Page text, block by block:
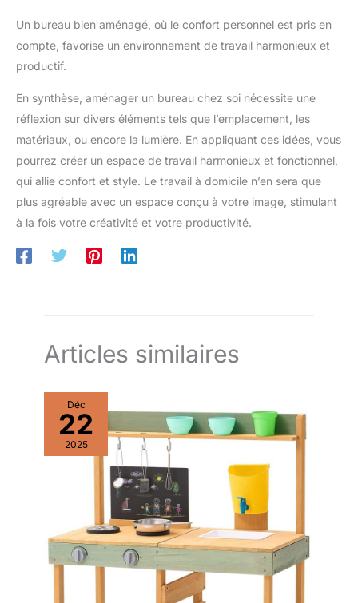
Un bureau bien aménagé, où le confort personnel est pris en
compte, favorise un environnement de travail harmonieux et
productif.
En synthèse, aménager un bureau chez soi nécessite une
réflexion sur divers éléments tels que l’emplacement, les
matériaux, ou encore la lumière. En appliquant ces idées, vous
pourrez créer un espace de travail harmonieux et fonctionnel,
qui allie confort et style. Le travail à domicile n’en sera que
plus agréable avec un espace conçu à votre image, stimulant
à la fois votre créativité et votre productivité.
Articles similaires
Déc
22
2025